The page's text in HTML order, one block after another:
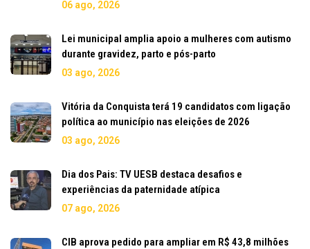
06 ago, 2026
Lei municipal amplia apoio a mulheres com autismo
durante gravidez, parto e pós-parto
03 ago, 2026
Vitória da Conquista terá 19 candidatos com ligação
política ao município nas eleições de 2026
03 ago, 2026
Dia dos Pais: TV UESB destaca desafios e
experiências da paternidade atípica
07 ago, 2026
CIB aprova pedido para ampliar em R$ 43,8 milhões